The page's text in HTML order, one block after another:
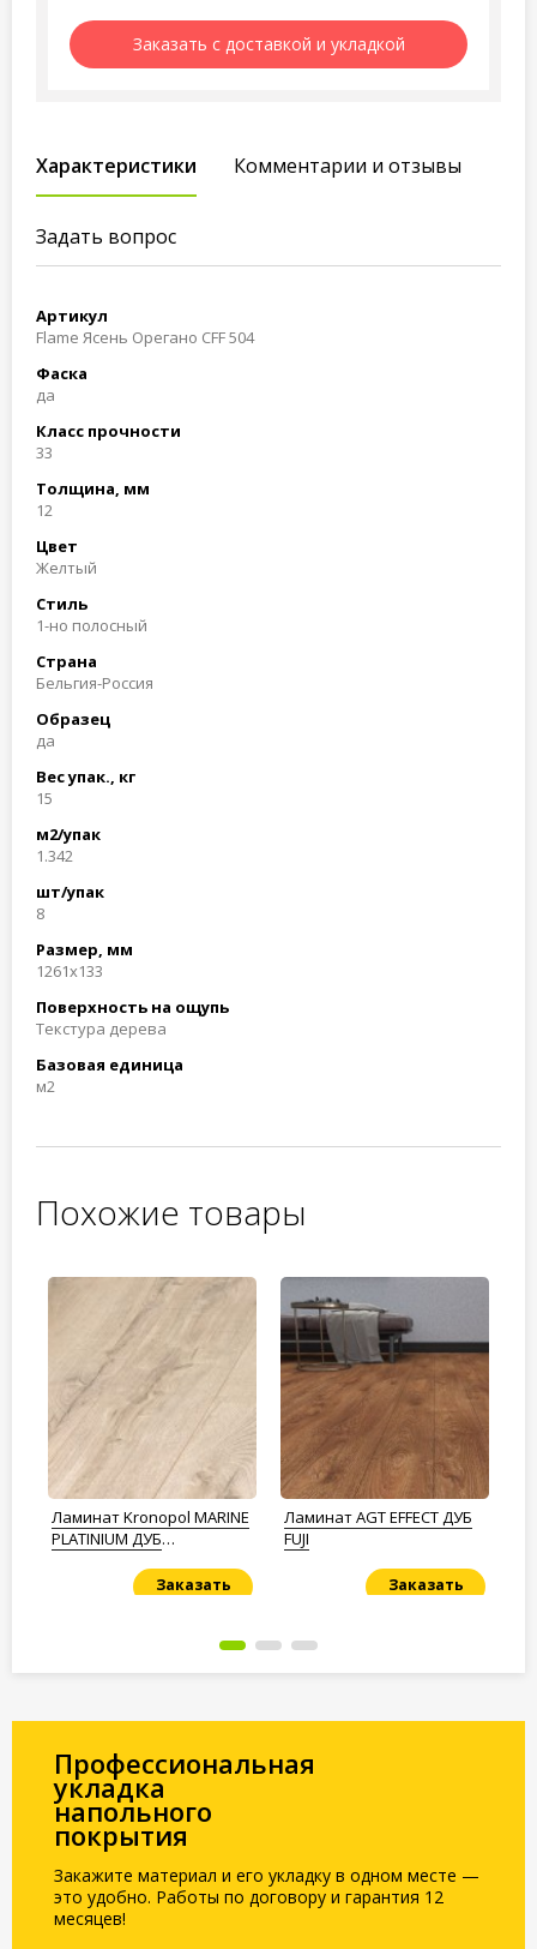
Заказать с доставкой и укладкой
Характеристики Комментарии и отзывы
Задать вопрос
Артикул
Flame Ясень Орегано CFF 504
Фаска
да
Класс прочности
33
Толщина, мм
12
Цвет
Желтый
Стиль
1-но полосный
Страна
Бельгия-Россия
Образец
да
Вес упак., кг
15
м2/упак
1.342
шт/упак
8
Размер, мм
1261x133
Поверхность на ощупь
Текстура дерева
Базовая единица
м2
Похожие товары
Ламинат Kronopol MARINE
PLATINIUM ДУБ
Заказать
Ламинат AGT EFFECT ДУБ
FUJI
Заказать
Профессиональная
укладка
напольного
покрытия
Закажите материал и его укладку в одном месте —
это удобно. Работы по договору и гарантия 12
месяцев!